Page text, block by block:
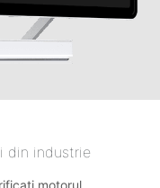
din industrie
motorul